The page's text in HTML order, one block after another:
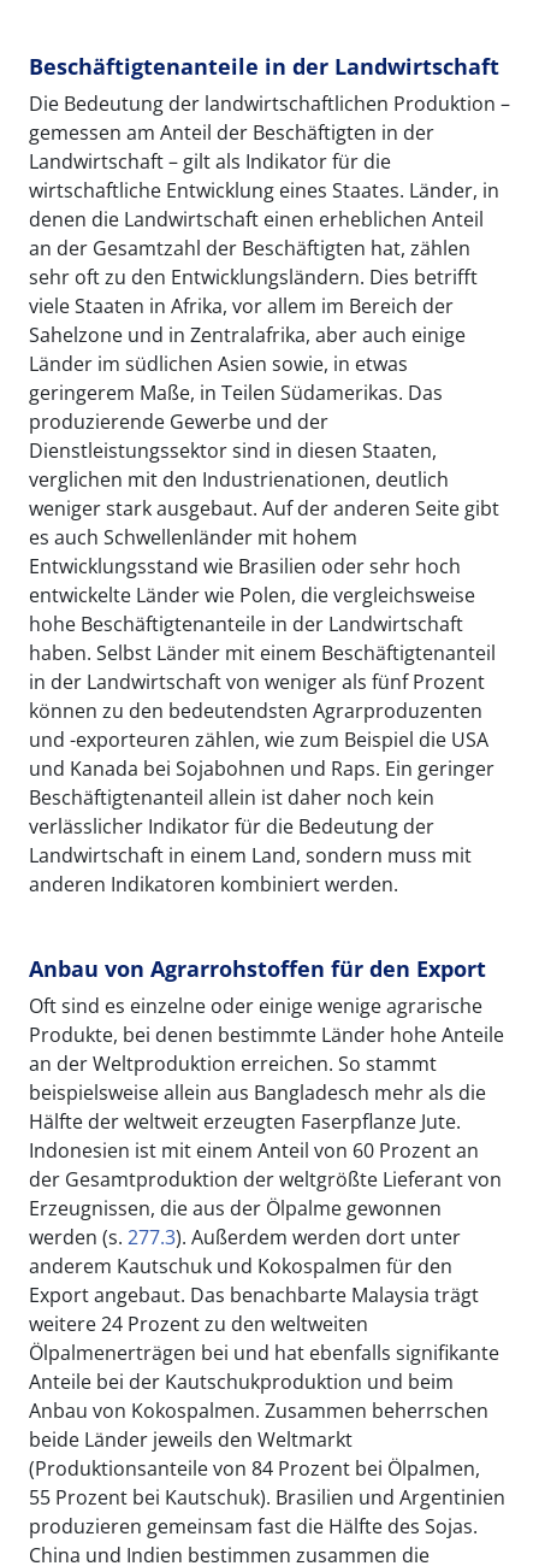
Beschäftigtenanteile in der Landwirtschaft
Die Bedeutung der landwirtschaftlichen Produktion –
gemessen am Anteil der Beschäftigten in der
Landwirtschaft – gilt als Indikator für die
wirtschaftliche Entwicklung eines Staates. Länder, in
denen die Landwirtschaft einen erheblichen Anteil
an der Gesamtzahl der Beschäftigten hat, zählen
sehr oft zu den Entwicklungsländern. Dies betrifft
viele Staaten in Afrika, vor allem im Bereich der
Sahelzone und in Zentralafrika, aber auch einige
Länder im südlichen Asien sowie, in etwas
geringerem Maße, in Teilen Südamerikas. Das
produzierende Gewerbe und der
Dienstleistungssektor sind in diesen Staaten,
verglichen mit den Industrienationen, deutlich
weniger stark ausgebaut. Auf der anderen Seite gibt
es auch Schwellenländer mit hohem
Entwicklungsstand wie Brasilien oder sehr hoch
entwickelte Länder wie Polen, die vergleichsweise
hohe Beschäftigtenanteile in der Landwirtschaft
haben. Selbst Länder mit einem Beschäftigtenanteil
in der Landwirtschaft von weniger als fünf Prozent
können zu den bedeutendsten Agrarproduzenten
und -exporteuren zählen, wie zum Beispiel die USA
und Kanada bei Sojabohnen und Raps. Ein geringer
Beschäftigtenanteil allein ist daher noch kein
verlässlicher Indikator für die Bedeutung der
Landwirtschaft in einem Land, sondern muss mit
anderen Indikatoren kombiniert werden.
Anbau von Agrarrohstoffen für den Export
Oft sind es einzelne oder einige wenige agrarische
Produkte, bei denen bestimmte Länder hohe Anteile
an der Weltproduktion erreichen. So stammt
beispielsweise allein aus Bangladesch mehr als die
Hälfte der weltweit erzeugten Faserpflanze Jute.
Indonesien ist mit einem Anteil von 60 Prozent an
der Gesamtproduktion der weltgrößte Lieferant von
Erzeugnissen, die aus der Ölpalme gewonnen
werden (s. 277.3). Außerdem werden dort unter
anderem Kautschuk und Kokospalmen für den
Export angebaut. Das benachbarte Malaysia trägt
weitere 24 Prozent zu den weltweiten
Ölpalmenerträgen bei und hat ebenfalls signifikante
Anteile bei der Kautschukproduktion und beim
Anbau von Kokospalmen. Zusammen beherrschen
beide Länder jeweils den Weltmarkt
(Produktionsanteile von 84 Prozent bei Ölpalmen,
55 Prozent bei Kautschuk). Brasilien und Argentinien
produzieren gemeinsam fast die Hälfte des Sojas.
China und Indien bestimmen zusammen die